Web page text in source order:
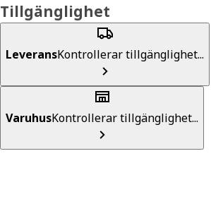
Tillgänglighet
LeveransKontrollerar tillgänglighet...
VaruhusKontrollerar tillgänglighet...